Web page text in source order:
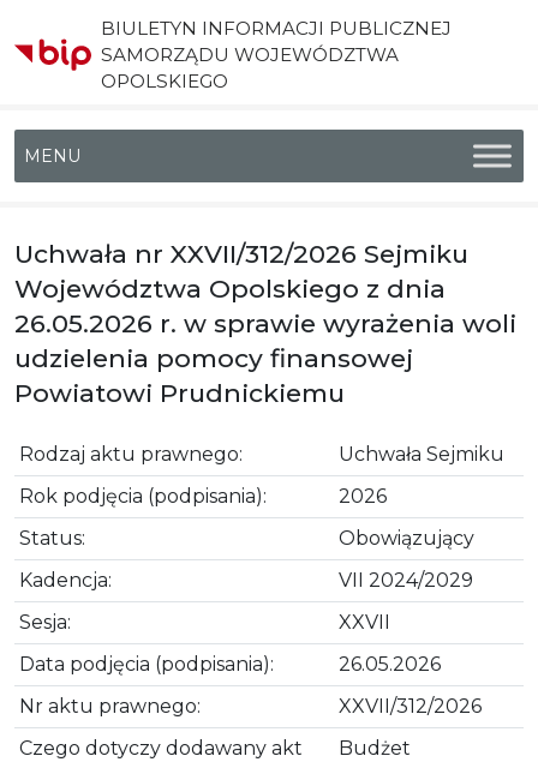
BIULETYN INFORMACJI PUBLICZNEJ
SAMORZĄDU WOJEWÓDZTWA
OPOLSKIEGO
Menu główne
Uchwała nr XXVII/312/2026 Sejmiku
Województwa Opolskiego z dnia
26.05.2026 r. w sprawie wyrażenia woli
udzielenia pomocy finansowej
Powiatowi Prudnickiemu
Rodzaj aktu prawnego:
Uchwała Sejmiku
Rok podjęcia (podpisania):
2026
Status:
Obowiązujący
Kadencja:
VII 2024/2029
Sesja:
XXVII
Data podjęcia (podpisania):
26.05.2026
Nr aktu prawnego:
XXVII/312/2026
Czego dotyczy dodawany akt
Budżet